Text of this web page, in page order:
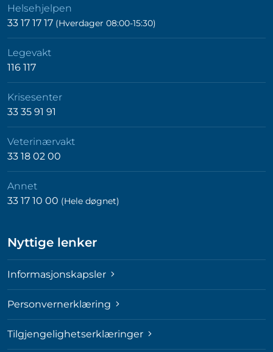
Helsehjelpen
33 17 17 17 (Hverdager 08:00-15:30)
Legevakt
116 117
Krisesenter
33 35 91 91
Veterinærvakt
33 18 02 00
Annet
33 17 10 00 (Hele døgnet)
Nyttige lenker
Informasjonskapsler
Personvernerklæring
Tilgjengelighetserklæringer